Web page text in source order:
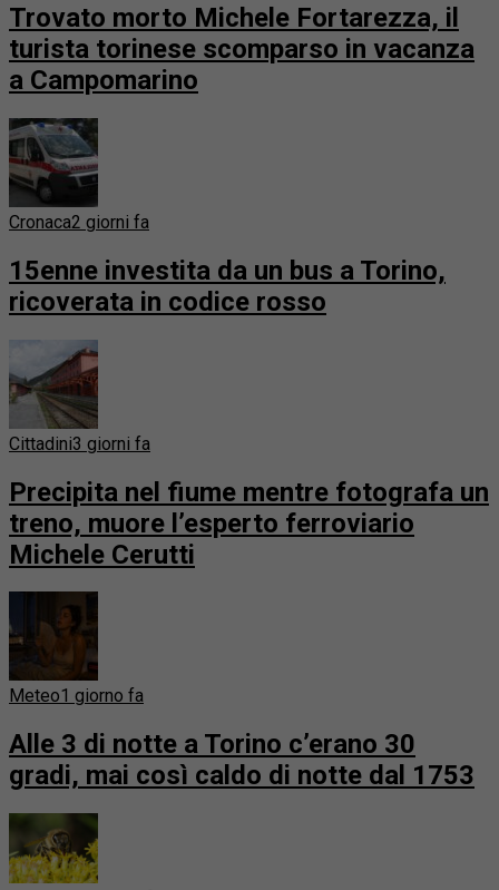
Trovato morto Michele Fortarezza, il
turista torinese scomparso in vacanza
a Campomarino
Cronaca2 giorni fa
15enne investita da un bus a Torino,
ricoverata in codice rosso
Cittadini3 giorni fa
Precipita nel fiume mentre fotografa un
treno, muore l’esperto ferroviario
Michele Cerutti
Meteo1 giorno fa
Alle 3 di notte a Torino c’erano 30
gradi, mai così caldo di notte dal 1753